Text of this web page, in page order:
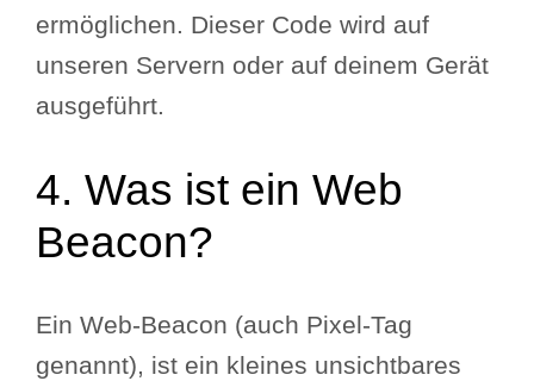
ermöglichen. Dieser Code wird auf
unseren Servern oder auf deinem Gerät
ausgeführt.
4. Was ist ein Web
Beacon?
Ein Web-Beacon (auch Pixel-Tag
genannt), ist ein kleines unsichtbares